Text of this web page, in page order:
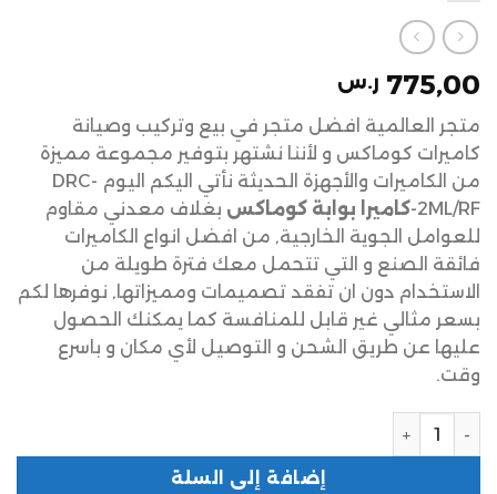
775,00 ر.س
متجر العالمية افضل متجر في بيع وتركيب وصيانة
كاميرات كوماكس و لأننا نشتهر بتوفير مجموعة مميزة
من الكاميرات والأجهزة الحديثة نأتي اليكم اليوم DRC-
2ML/RF- كاميرا بوابة كوماكس بغلاف معدني مقاوم
للعوامل الجوية الخارجية, من افضل انواع الكاميرات
فائقة الصنع و التي تتحمل معك فترة طويلة من
الاستخدام دون ان تفقد تصميمات ومميزاتها, نوفرها لكم
بسعر مثالي غير قابل للمنافسة كما يمكنك الحصول
عليها عن طريق الشحن و التوصيل لأي مكان و باسرع
وقت.
إضافة إلى السلة